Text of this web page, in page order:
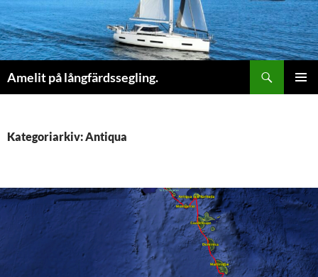
Amelit på långfärdssegling.
Kategoriarkiv: Antiqua